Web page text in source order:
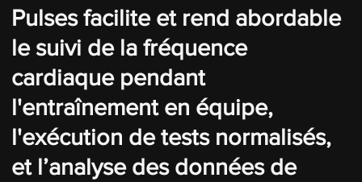
Pulses facilite et rend abordable
le suivi de la fréquence
cardiaque pendant
l'entraînement en équipe,
l'exécution de tests normalisés,
et l’analyse des données de